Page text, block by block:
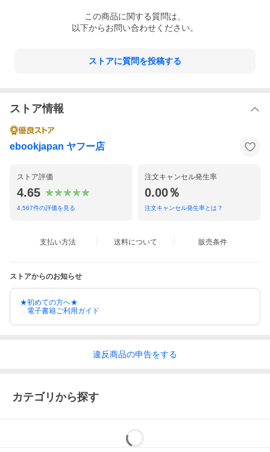
この商品に関する質問は、
以下からお問い合わせください。
ストアに質問を投稿する
ストア情報
ebookjapan ヤフー店
ストア評価
4.65
4,567件の評価を見る
注文キャンセル発生率
0.00％
注文キャンセル発生率とは？
支払い方法 送料について 販売条件
ストアからのお知らせ
★初めての方へ★
電子書籍ご利用ガイド
違反商品の申告をする
カテゴリから探す